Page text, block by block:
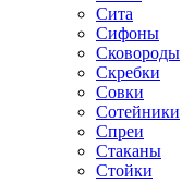
Сита
Сифоны
Сковороды
Скребки
Совки
Сотейники
Спреи
Стаканы
Стойки